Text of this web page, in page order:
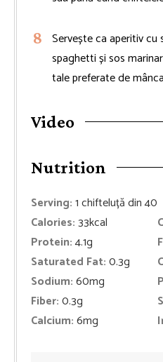
Servește ca aperitiv
spaghetti și sos
tale preferate de
Video
Nutrition
Serving:1chifteluță din 40
Calories:33kcal
Protein:4.1g
Saturated Fat:0.3g
Sodium:60mg
Fiber:0.3g
Calcium:6mg